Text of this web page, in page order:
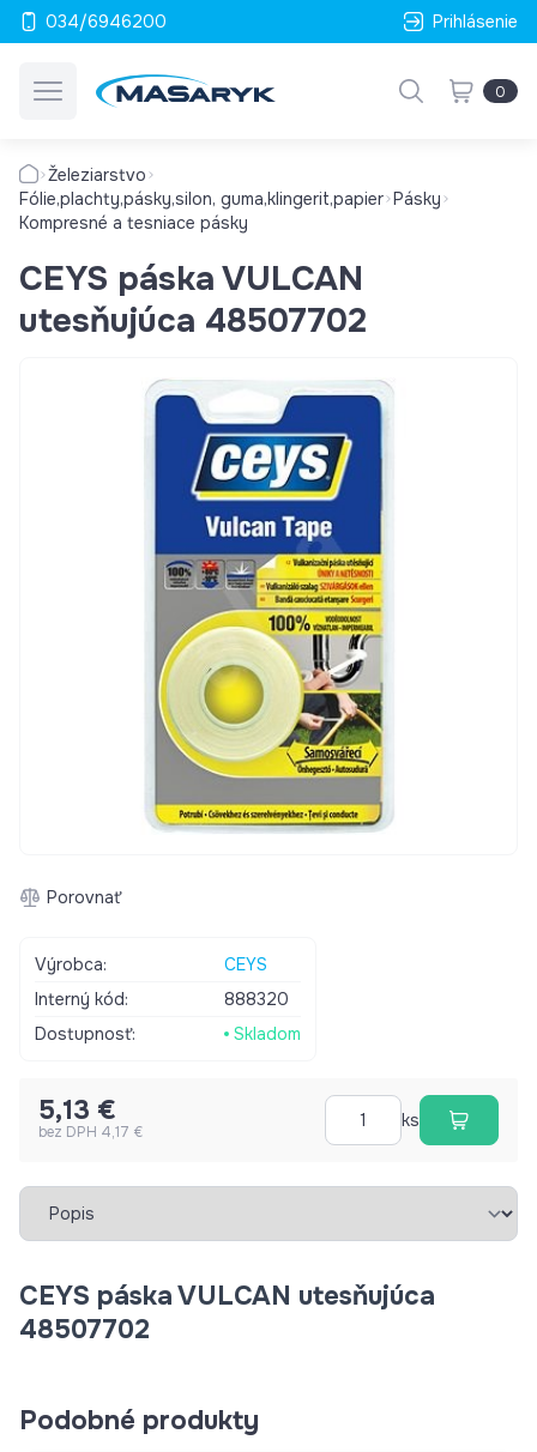
034/6946200 Prihlásenie
0
Železiarstvo
Fólie,plachty,pásky,silon, guma,klingerit,papier Pásky
Kompresné a tesniace pásky
CEYS páska VULCAN
utesňujúca 48507702
Porovnať
Výrobca:
CEYS
Interný kód:
888320
Dostupnosť:
Skladom
5,13 €
bez DPH 4,17 €
ks
Vybrať záložku
CEYS páska VULCAN utesňujúca
48507702
Podobné produkty